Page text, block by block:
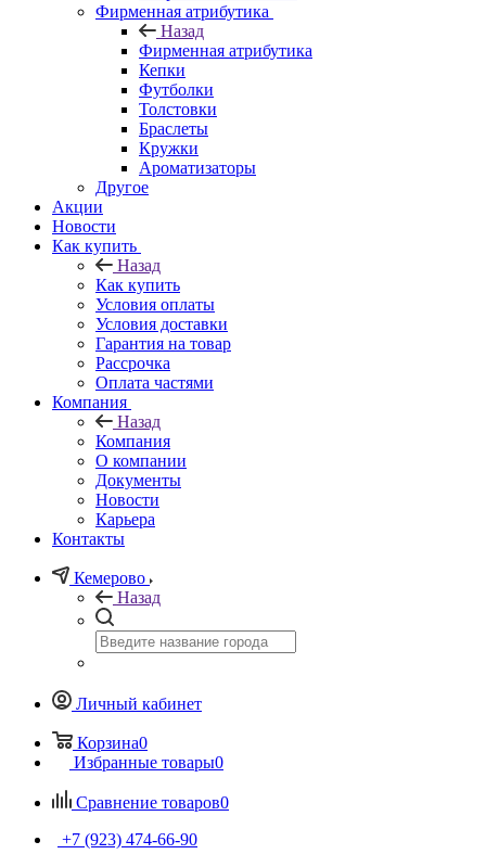
Фирменная атрибутика
Назад
Фирменная атрибутика
Кепки
Футболки
Толстовки
Браслеты
Кружки
Ароматизаторы
Другое
Акции
Новости
Как купить
Назад
Как купить
Условия оплаты
Условия доставки
Гарантия на товар
Рассрочка
Оплата частями
Компания
Назад
Компания
О компании
Документы
Новости
Карьера
Контакты
Кемерово
Назад
Личный кабинет
Корзина0
Избранные товары0
Сравнение товаров0
+7 (923) 474-66-90